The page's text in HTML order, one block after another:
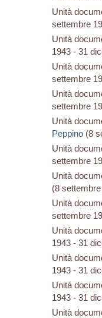
Unità
settembre
Unità
1943 - 31
Unità
settembre
Unità
settembre
Unità
Peppino(8
Unità
settembre
Unità
(8
Unità
settembre
Unità
1943 - 31
Unità
1943 - 31
Unità
1943 - 31
Unità